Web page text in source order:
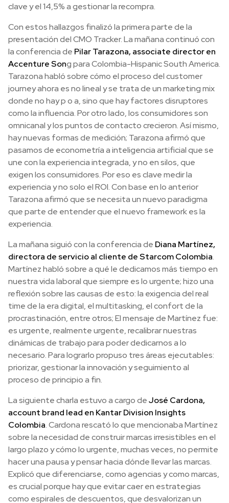
clave y el 14,5% a gestionar la recompra.
Con estos hallazgos finalizó la primera parte de la
presentación del CMO Tracker. La mañana continuó con
la conferencia de Pilar Tarazona, associate director en
Accenture Song para Colombia-Hispanic South America.
Tarazona habló sobre cómo el proceso del customer
journey ahora es no lineal y se trata de un marketing mix
donde no hay p o a, sino que hay factores disruptores
como la influencia. Por otro lado, los consumidores son
omnicanal y los puntos de contacto crecieron. Así mismo,
hay nuevas formas de medición; Tarazona afirmó que
pasamos de econometría a inteligencia artificial que se
une con la experiencia integrada, y no en silos, que
exigen los consumidores. Por eso es clave medir la
experiencia y no solo el ROI. Con base en lo anterior
Tarazona afirmó que se necesita un nuevo paradigma
que parte de entender que el nuevo framework es la
experiencia.
La mañana siguió con la conferencia de Diana Martínez,
directora de servicio al cliente de Starcom Colombia.
Martínez habló sobre a qué le dedicamos más tiempo en
nuestra vida laboral que siempre es lo urgente; hizo una
reflexión sobre las causas de esto: la exigencia del real
time de la era digital, el multitasking, el confort de la
procrastinación, entre otros; El mensaje de Martínez fue:
es urgente, realmente urgente, recalibrar nuestras
dinámicas de trabajo para poder dedicarnos a lo
necesario. Para lograrlo propuso tres áreas ejecutables:
priorizar, gestionar la innovación y seguimiento al
proceso de principio a fin.
La siguiente charla estuvo a cargo deJosé Cardona,
account brand lead en Kantar Division Insights
Colombia. Cardona rescató lo que mencionaba Martínez
sobre la necesidad de construir marcas irresistibles en el
largo plazo y cómo lo urgente, muchas veces, no permite
hacer una pausa y pensar hacia dónde llevar las marcas.
Explicó que diferenciarse, como agencias y como marcas,
es crucial porque hay que evitar caer en estrategias
como espirales de descuentos, que desvalorizan un